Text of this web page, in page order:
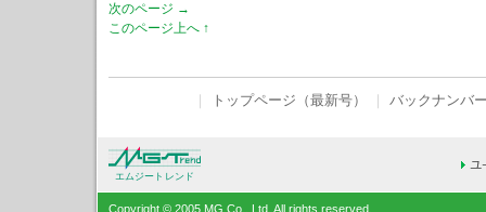
次のページ →
このページ上へ ↑
トップページ（最新号） バックナンバ
エムジートレンド
Copyright © 2005 MG Co., Ltd. All rights reserved.